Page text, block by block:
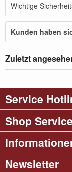
Wichtige
Kunden haben
Zuletzt
Service
Shop Service
Newsletter